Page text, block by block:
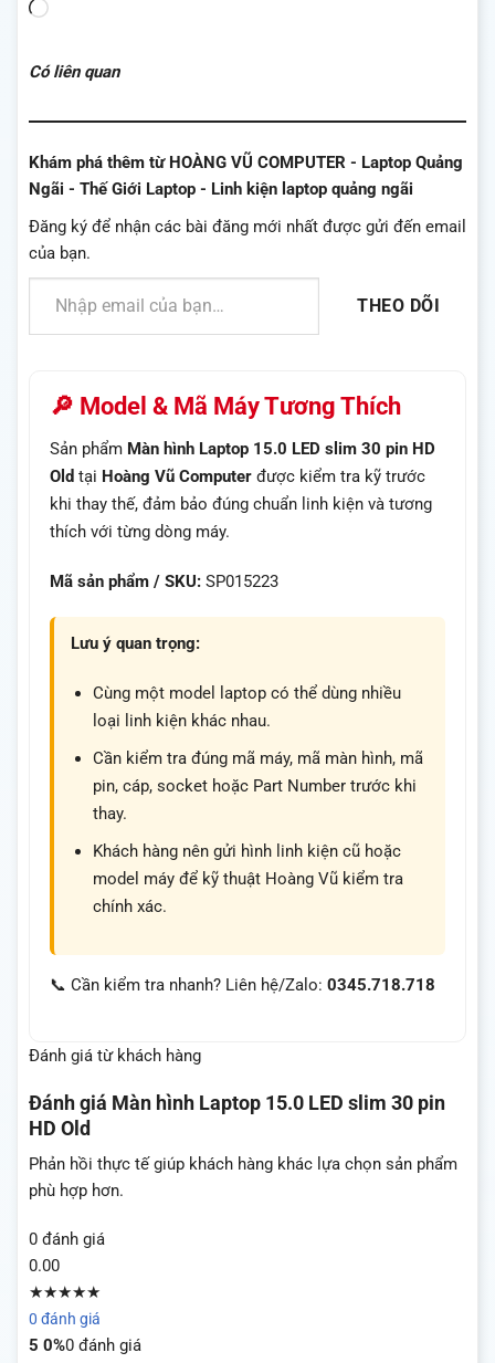
Đang
Có liên quan
Khám phá thêm từ HOÀNG VŨ COMPUTER - Laptop Quảng
Ngãi - Thế Giới Laptop - Linh kiện laptop quảng ngãi
Đăng ký để nhận các bài đăng mới nhất được gửi đến email
của bạn.
Nhập email của bạn…
THEO DÕI
🔎 Model & Mã Máy Tương Thích
Sản phẩm Màn hình Laptop 15.0 LED slim 30 pin HD
Old tại Hoàng Vũ Computer được kiểm tra kỹ trước
khi thay thế, đảm bảo đúng chuẩn linh kiện và tương
thích với từng dòng máy.
Mã sản phẩm / SKU: SP015223
Lưu ý quan trọng:
Cùng một model laptop có thể dùng nhiều
loại linh kiện khác nhau.
Cần kiểm tra đúng mã máy, mã màn hình, mã
pin, cáp, socket hoặc Part Number trước khi
thay.
Khách hàng nên gửi hình linh kiện cũ hoặc
model máy để kỹ thuật Hoàng Vũ kiểm tra
chính xác.
📞 Cần kiểm tra nhanh? Liên hệ/Zalo: 0345.718.718
Đánh giá từ khách hàng
Đánh giá Màn hình Laptop 15.0 LED slim 30 pin
HD Old
Phản hồi thực tế giúp khách hàng khác lựa chọn sản phẩm
phù hợp hơn.
0 đánh giá
0.00
★★★★★
0 đánh giá
5 0%0 đánh giá